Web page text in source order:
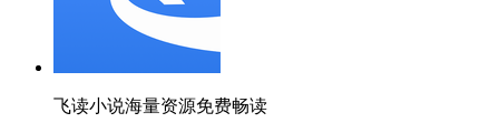
飞读小说海量资源免费畅读